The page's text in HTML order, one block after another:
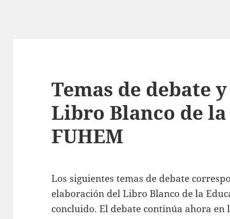
Temas de debate
Libro Blanco de
FUHEM
Los siguientes temas de debate
elaboración del Libro Blanco de la
concluido. El debate continúa ahora